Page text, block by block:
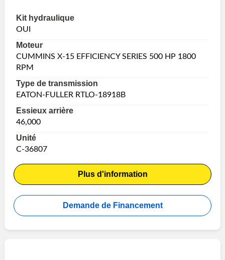
Kit hydraulique
OUI
Moteur
CUMMINS X-15 EFFICIENCY SERIES 500 HP 1800
RPM
Type de transmission
EATON-FULLER RTLO-18918B
Essieux arrière
46,000
Unité
C-36807
Plus d'information
Demande de Financement